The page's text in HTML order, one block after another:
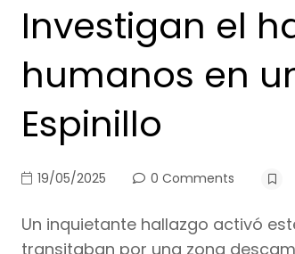
Investigan el
humanos en
Espinillo
19/05/2025 0 Comments
Un inquietante hallazgo activó
transitaban por una zona